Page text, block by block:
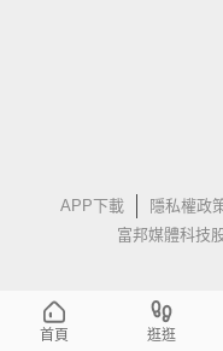
APP下載 隱私權政
富邦媒體科技
首頁 逛逛